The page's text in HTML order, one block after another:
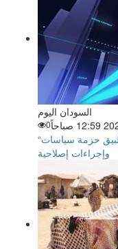
السودان اليوم
0
“المالية” تحقق زيادة في الإيرادات بعد تطبيق حزمة سياسات
وإجراءات إصلاحية